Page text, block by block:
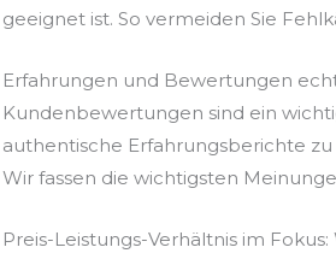
geeignet ist. So vermeiden Sie
Erfahrungen und Bewertungen
Kundenbewertungen sind ein
authentische Erfahrungsberichte
Wir fassen die wichtigsten
Preis-Leistungs-Verhältnis im